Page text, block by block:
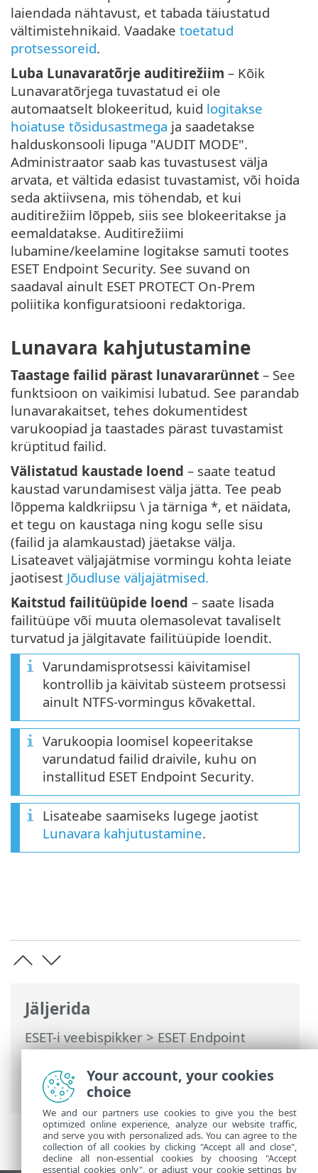
Jäljerida
ESET-i veebispikker>ESET Endpoint
Security>Täpsem häälestus>Kaitsed>
HIPS – arvuti sissetungi vältimise
süsteem
laiendada nähtavust, et tabada täiustatud
vältimistehnikaid. Vaadake toetatud
protsessoreid.
Luba Lunavaratõrje auditirežiim – Kõik
Lunavaratõrjega tuvastatud ei ole
automaatselt blokeeritud, kuid logitakse
hoiatuse tõsidusastmega ja saadetakse
halduskonsooli lipuga "AUDIT MODE".
Administraator saab kas tuvastusest välja
arvata, et vältida edasist tuvastamist, või hoida
seda aktiivsena, mis töhendab, et kui
auditirežiim lõppeb, siis see blokeeritakse ja
eemaldatakse. Auditirežiimi
lubamine/keelamine logitakse samuti tootes
ESET Endpoint Security. See suvand on
saadaval ainult ESET PROTECT On-Prem
poliitika konfiguratsiooni redaktoriga.
Lunavara kahjutustamine
Taastage failid pärast lunavararünnet – See
funktsioon on vaikimisi lubatud. See parandab
lunavarakaitset, tehes dokumentidest
varukoopiad ja taastades pärast tuvastamist
krüptitud failid.
Välistatud kaustade loend – saate teatud
kaustad varundamisest välja jätta. Tee peab
lõppema kaldkriipsu \ ja tärniga *, et näidata,
et tegu on kaustaga ning kogu selle sisu
(failid ja alamkaustad) jäetakse välja.
Lisateavet väljajätmise vormingu kohta leiate
jaotisest Jõudluse väljajätmised.
Kaitstud failitüüpide loend – saate lisada
failitüüpe või muuta olemasolevat tavaliselt
turvatud ja jälgitavate failitüüpide loendit.
Varundamisprotsessi käivitamisel
kontrollib ja käivitab süsteem protsessi
ainult NTFS-vormingus kõvakettal.
Varukoopia loomisel kopeeritakse
varundatud failid draivile, kuhu on
installitud ESET Endpoint Security.
Lisateabe saamiseks lugege jaotist
Lunavara kahjutustamine.
Your account, your cookies
choice
We and our partners use cookies to give you the best
optimized online experience, analyze our website traffic,
and serve you with personalized ads. You can agree to the
collection of all cookies by clicking "Accept all and close",
decline all non-essential cookies by choosing "Accept
essential cookies only", or adjust your cookie settings by